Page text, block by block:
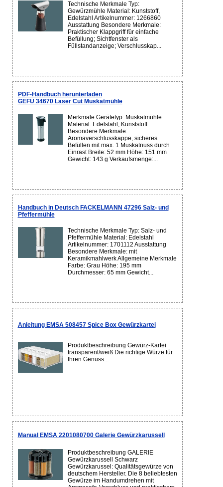
Technische Merkmale Typ:
Gewürzmühle Material: Kunststoff,
Edelstahl Artikelnummer: 1266860
Ausstattung Besondere Merkmale:
Praktischer Klappgriff für einfache
Befüllung; Sichtfenster als
Füllstandanzeige; Verschlusskap...
PDF-Handbuch herunterladen
GEFU 34670 Laser Cut Muskatmühle
Merkmale Gerätetyp: Muskatmühle
Material: Edelstahl, Kunststoff
Besondere Merkmale:
Aromaverschlusskappe, sicheres
Befüllen mit max. 1 Muskatnuss durch
Einrast Breite: 52 mm Höhe: 151 mm
Gewicht: 143 g Verkaufsmenge:...
Handbuch in Deutsch FACKELMANN 47296 Salz- und
Pfeffermühle
Technische Merkmale Typ: Salz- und
Pfeffermühle Material: Edelstahl
Artikelnummer: 1701112 Ausstattung
Besondere Merkmale: mit
Keramikmahlwerk Allgemeine Merkmale
Farbe: Grau Höhe: 195 mm
Durchmesser: 65 mm Gewicht...
Anleitung EMSA 508457 Spice Box Gewürzkartei
Produktbeschreibung Gewürz-Kartei
transparent/weiß Die richtige Würze für
Ihren Genuss...
Manual EMSA 2201080700 Galerie Gewürzkarussell
Produktbeschreibung GALERIE
Gewürzkarussell Schwarz
Gewürzkarussel: Qualitätsgewürze von
deutschem Hersteller. Die 8 beliebtesten
Gewürze im Handumdrehen mit